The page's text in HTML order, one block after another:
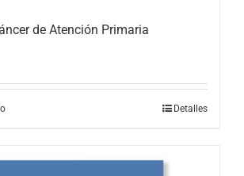
de Atención Primaria
Detalles